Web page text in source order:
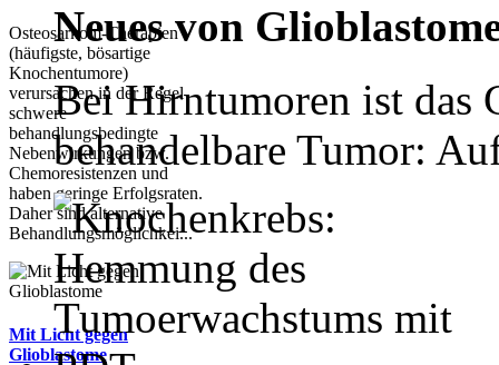
Osteosarkom-Therapien
(häufigste, bösartige
Knochentumore)
verursachen in der Regel
schwere
behandlungsbedingte
Nebenwirkungen bzw.
Chemoresistenzen und
haben geringe Erfolgsraten.
Daher sind alternative
Behandlungsmöglichkei...
Mit Licht gegen
Glioblastome
Neues von
Bei Hirntumoren ist das
behandelbare Tumor: